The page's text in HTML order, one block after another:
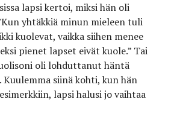
lapsi kertoi, miksi hän oli
yhtäkkiä minun mieleen tuli
kuolevat, vaikka siihen menee
pienet lapset eivät kuole.” Tai
oli lohduttanut häntä
Kuulemma siinä kohti, kun hän
lapsi halusi jo vaihtaa